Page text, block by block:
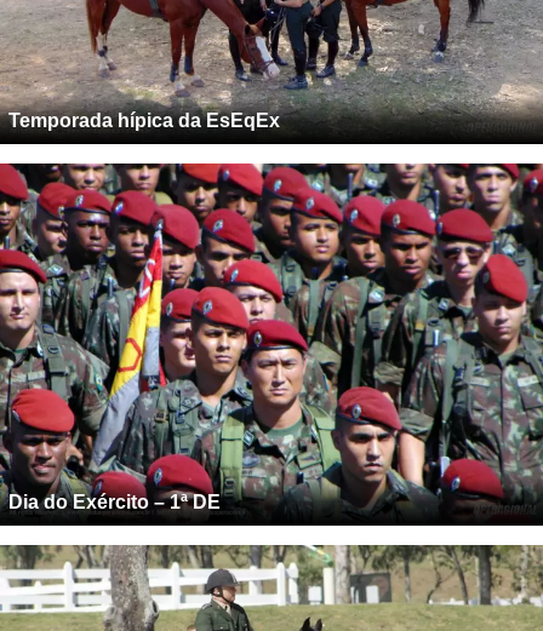
Temporada hípica da EsEqEx
Dia do Exército – 1ª DE